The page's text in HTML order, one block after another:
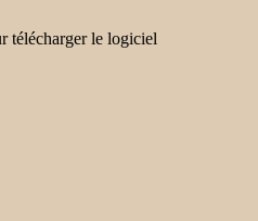
télécharger le logiciel